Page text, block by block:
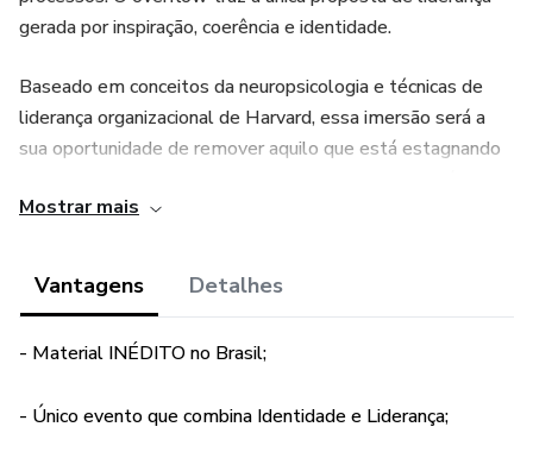
gerada por inspiração, coerência e identidade.
Baseado em conceitos da neuropsicologia e técnicas de
liderança organizacional de Harvard, essa imersão será a
sua oportunidade de remover aquilo que está estagnando
potencial junto com você.
Uepa-Santarém.
Horário:
Manhã: 8:00-12:00
Mostrar mais
Vantagens Detalhes
- Material INÉDITO no Brasil;
- Único evento que combina Identidade e Liderança;